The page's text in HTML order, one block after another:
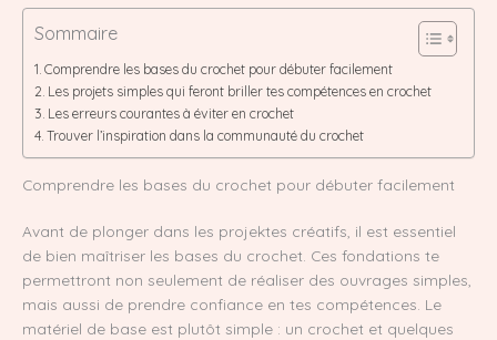
Sommaire
Comprendre les bases du crochet pour débuter facilement
Les projets simples qui feront briller tes compétences en crochet
Les erreurs courantes à éviter en crochet
Trouver l’inspiration dans la communauté du crochet
Comprendre les bases du crochet pour débuter facilement
Avant de plonger dans les projektes créatifs, il est essentiel
de bien maîtriser les bases du crochet. Ces fondations te
permettront non seulement de réaliser des ouvrages simples,
mais aussi de prendre confiance en tes compétences. Le
matériel de base est plutôt simple : un crochet et quelques